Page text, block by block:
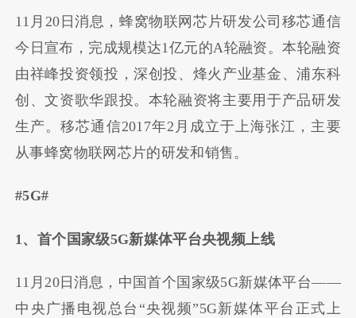
11月20日消息，蜂窝物联网芯片研发公司移芯通信
今日宣布，完成规模达1亿元的A轮融资。本轮融资
由祥峰投资领投，深创投、烽火产业基金、浦东科
创、文资歌华跟投。本轮融资将主要用于产品研发
生产。移芯通信2017年2月成立于上海张江，主要
从事蜂窝物联网芯片的研发和销售。
#5G#
1、首个国家级5G新媒体平台央视频上线
11月20日消息，中国首个国家级5G新媒体平台——
中央广播电视总台“央视频”5G新媒体平台正式上